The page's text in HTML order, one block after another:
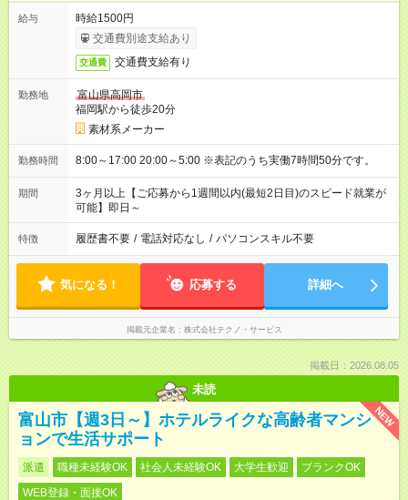
給与
時給1500円
交通費別途支給あり
交通費 交通費支給有り
勤務地
富山県高岡市
福岡駅から徒歩20分
素材系メーカー
勤務時間 8:00～17:00 20:00～5:00 ※表記のうち実働7時間50分です。
期間
3ヶ月以上【ご応募から1週間以内(最短2日目)のスピード就業が
可能】即日～
特徴 履歴書不要 / 電話対応なし / パソコンスキル不要
気になる！ 応募する 詳細へ
掲載元企業名 株式会社テクノ・サービス
掲載日：2026.08.05
未読
NEW
富山市【週3日～】ホテルライクな高齢者マンシ
ョンで生活サポート
派遣 職種未経験OK 社会人未経験OK 大学生歓迎
ブランクOK
WEB登録・面接OK